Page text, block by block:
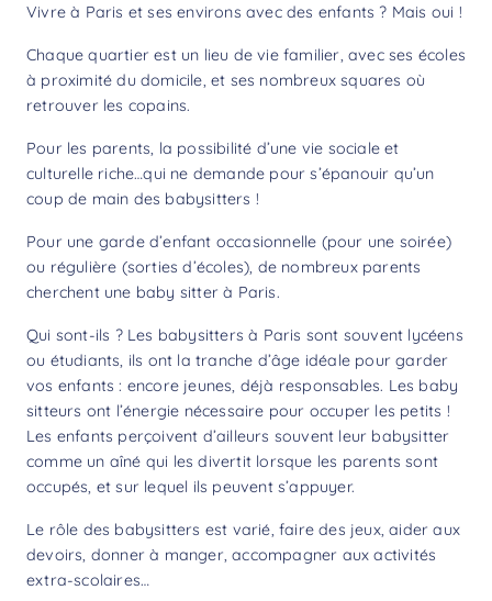
Vivre à Paris et ses environs avec des enfants ? Mais oui !
Chaque quartier est un lieu de vie familier, avec ses écoles
à proximité du domicile, et ses nombreux squares où
retrouver les copains.
Pour les parents, la possibilité d’une vie sociale et
culturelle riche…qui ne demande pour s’épanouir qu’un
coup de main des babysitters !
Pour une garde d’enfant occasionnelle (pour une soirée)
ou régulière (sorties d’écoles), de nombreux parents
cherchent une baby sitter à Paris.
Qui sont-ils ? Les babysitters à Paris sont souvent lycéens
ou étudiants, ils ont la tranche d’âge idéale pour garder
vos enfants : encore jeunes, déjà responsables. Les baby
sitteurs ont l’énergie nécessaire pour occuper les petits !
Les enfants perçoivent d’ailleurs souvent leur babysitter
comme un aîné qui les divertit lorsque les parents sont
occupés, et sur lequel ils peuvent s’appuyer.
Le rôle des babysitters est varié, faire des jeux, aider aux
devoirs, donner à manger, accompagner aux activités
extra-scolaires…